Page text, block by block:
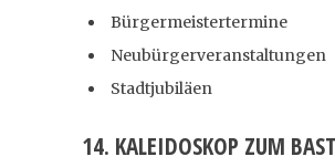
Bürgermeistertermine
Neubürgerveranstaltungen
Stadtjubiläen
14. KALEIDOSKOP ZUM